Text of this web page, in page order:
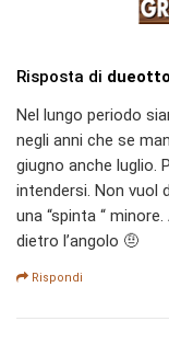
Risposta di dueotto
Nel lungo periodo
negli anni che se
giugno anche luglio.
intendersi. Non vuol
una “spinta “
dietro l’angolo 🤨
Rispondi